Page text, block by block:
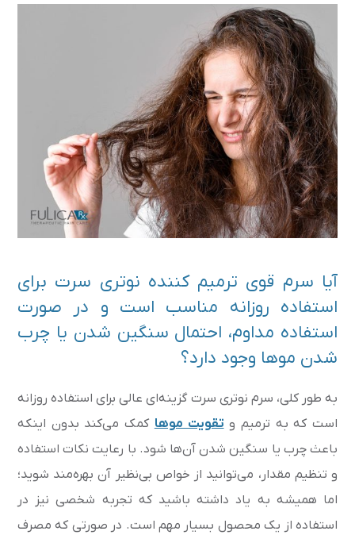
آیا سرم قوی ترمیم کننده نوتری سرت برای
استفاده روزانه مناسب است و در صورت
استفاده مداوم، احتمال سنگین شدن یا چرب
شدن موها وجود دارد؟
به طور کلی، سرم نوتری سرت گزینه‌ای عالی برای استفاده روزانه
است که به ترمیم و تقویت موها کمک می‌کند بدون اینکه
باعث چرب یا سنگین شدن آن‌ها شود. با رعایت نکات استفاده
و تنظیم مقدار، می‌توانید از خواص بی‌نظیر آن بهره‌مند شوید؛
اما همیشه به یاد داشته باشید که تجربه شخصی نیز در
استفاده از یک محصول بسیار مهم است. در صورتی که مصرف